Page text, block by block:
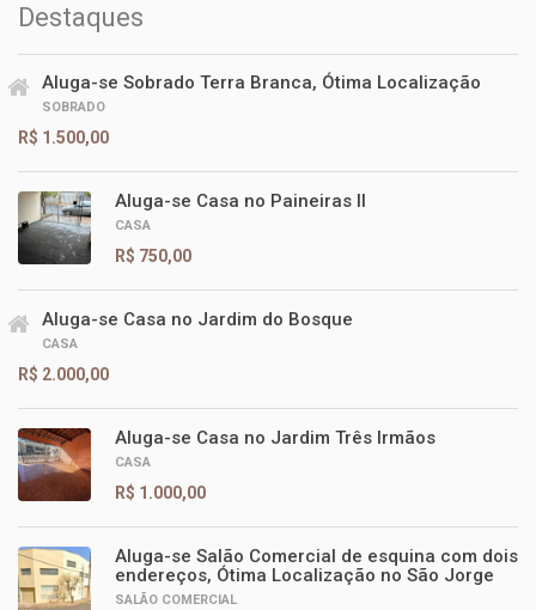
Destaques
Aluga-se Sobrado Terra Branca, Ótima Localização
SOBRADO
R$ 1.500,00
Aluga-se Casa no Paineiras II
CASA
R$ 750,00
Aluga-se Casa no Jardim do Bosque
CASA
R$ 2.000,00
Aluga-se Casa no Jardim Três Irmãos
CASA
R$ 1.000,00
Aluga-se Salão Comercial de esquina com dois
endereços, Ótima Localização no São Jorge
SALÃO COMERCIAL